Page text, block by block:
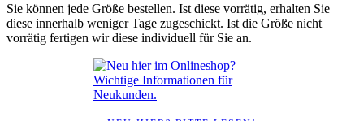
Sie können jede Größe bestellen. Ist diese vorrätig, erhalten Sie
diese innerhalb weniger Tage zugeschickt. Ist die Größe nicht
vorrätig fertigen wir diese individuell für Sie an.